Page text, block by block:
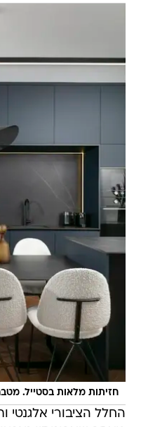
חזיתות מלאות בסטייל.
החלל הציבורי אלגנטי